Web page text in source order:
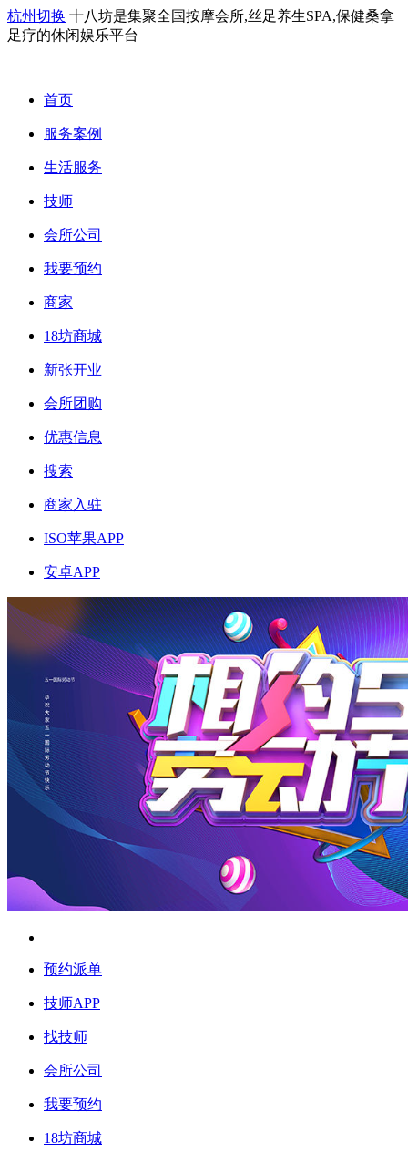
杭州切换 十八坊是集聚全国按摩会所,丝足养生SPA,保健桑拿
足疗的休闲娱乐平台
首页
服务案例
生活服务
技师
会所公司
我要预约
商家
18坊商城
新张开业
会所团购
优惠信息
搜索
商家入驻
ISO苹果APP
安卓APP
预约派单
技师APP
找技师
会所公司
我要预约
18坊商城